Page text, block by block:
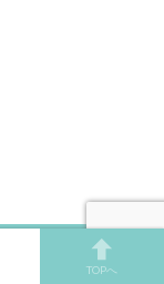
TOPへ